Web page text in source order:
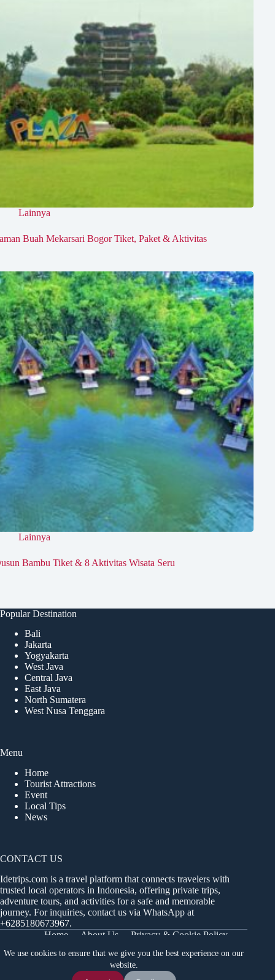
We use cookies to ensure that we give you the best experience on our
website.
Lainnya
Buah Mekarsari Bogor Tiket, Paket & Aktivitas
Lainnya
Bambu Tiket & 8 Aktivitas Wisata Seru
Popular Destination
Bali
Jakarta
Yogyakarta
West Java
Central Java
East Java
North Sumatera
West Nusa Tenggara
Menu
Home
Tourist Attractions
Event
Local Tips
News
CONTACT US
Idetrips.com is a travel platform that connects travelers with
trusted local operators in Indonesia, offering private trips,
adventure tours, and activities for a safe and memorable
journey. For inquiries, contact us via WhatsApp at
+6285180673967.
Home
About Us
Privacy & Cookie Policy
Dashboard